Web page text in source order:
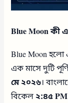
Blue Moon কী
Blue Moon হলো
এক মাসে দুটি
মে ২০২৬।
বিকেল ২:৪৫